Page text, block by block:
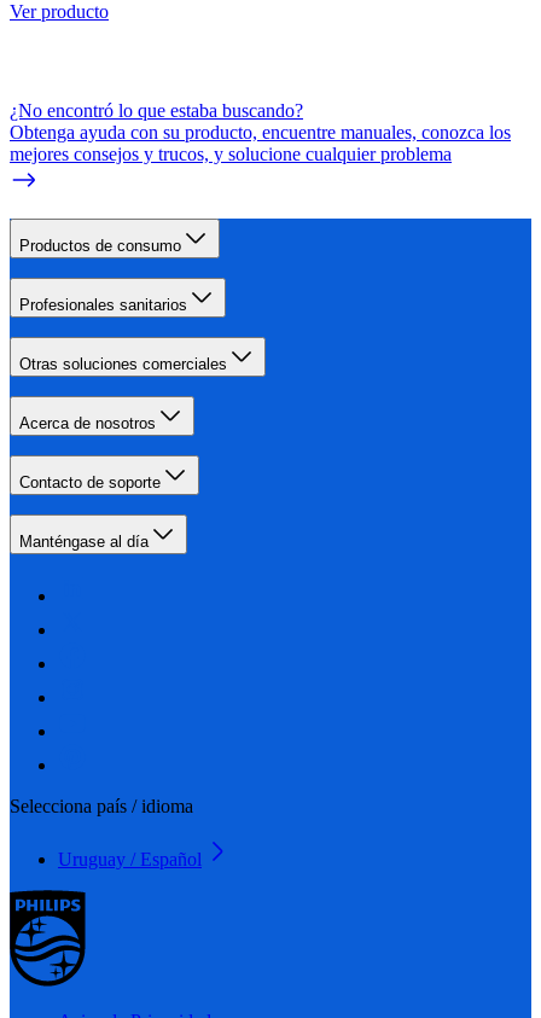
Ver producto
¿No encontró lo que estaba buscando?
Obtenga ayuda con su producto, encuentre manuales, conozca los
mejores consejos y trucos, y solucione cualquier problema
Productos de consumo
Profesionales sanitarios
Otras soluciones comerciales
Acerca de nosotros
Contacto de soporte
Manténgase al día
Selecciona país / idioma
Uruguay / Español